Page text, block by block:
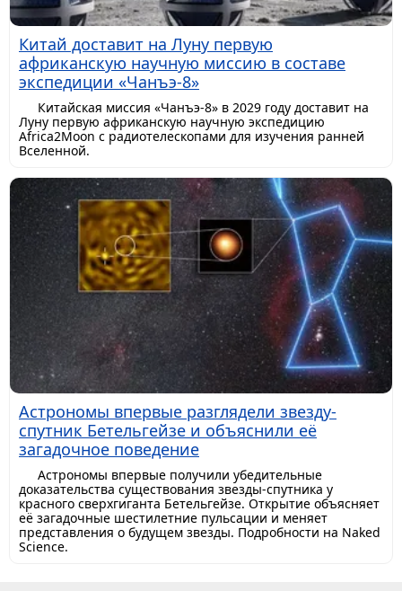
Китай доставит на Луну первую
африканскую научную миссию в составе
экспедиции «Чанъэ-8»
Китайская миссия «Чанъэ-8» в 2029 году доставит на
Луну первую африканскую научную экспедицию
Africa2Moon с радиотелескопами для изучения ранней
Вселенной.
Астрономы впервые разглядели звезду-
спутник Бетельгейзе и объяснили её
загадочное поведение
Астрономы впервые получили убедительные
доказательства существования звезды-спутника у
красного сверхгиганта Бетельгейзе. Открытие объясняет
её загадочные шестилетние пульсации и меняет
представления о будущем звезды. Подробности на Naked
Science.